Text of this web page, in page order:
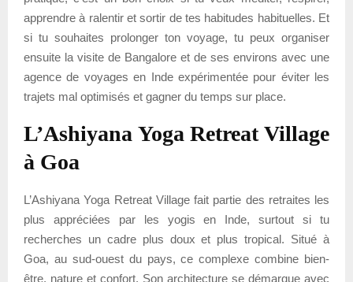
apprendre à ralentir et sortir de tes habitudes habituelles. Et
si tu souhaites prolonger ton voyage, tu peux organiser
ensuite la visite de Bangalore et de ses environs avec une
agence de voyages en Inde expérimentée pour éviter les
trajets mal optimisés et gagner du temps sur place.
L’Ashiyana Yoga Retreat Village
à Goa
L’Ashiyana Yoga Retreat Village fait partie des retraites les
plus appréciées par les yogis en Inde, surtout si tu
recherches un cadre plus doux et plus tropical. Situé à
Goa, au sud-ouest du pays, ce complexe combine bien-
être, nature et confort. Son architecture se démarque avec